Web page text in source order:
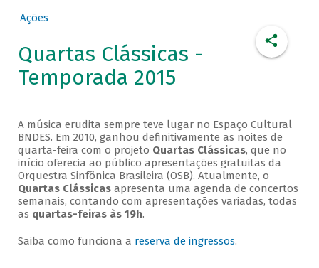
Ações
Quartas Clássicas -
Temporada 2015
A música erudita sempre teve lugar no Espaço Cultural
BNDES. Em 2010, ganhou definitivamente as noites de
quarta-feira com o projeto Quartas Clássicas, que no
início oferecia ao público apresentações gratuitas da
Orquestra Sinfônica Brasileira (OSB). Atualmente, o
Quartas Clássicasapresenta uma agenda de concertos
semanais, contando com apresentações variadas, todas
as quartas-feiras às 19h.
Saiba como funciona a reserva de ingressos.